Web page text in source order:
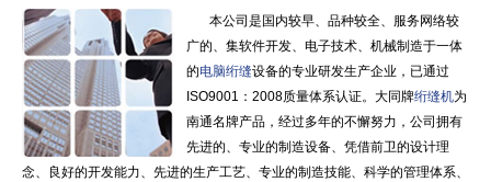
本公司是国内较早、品种较全、服务网络较
广的、集软件开发、电子技术、机械制造于一体
的电脑绗缝设备的专业研发生产企业，已通过
ISO9001：2008质量体系认证。大同牌绗缝机为
南通名牌产品，经过多年的不懈努力，公司拥有
先进的、专业的制造设备、凭借前卫的设计理
念、良好的开发能力、先进的生产工艺、专业的制造技能、科学的管理体系、